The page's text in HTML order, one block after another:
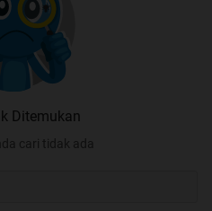
Ditemukan
cari tidak ada